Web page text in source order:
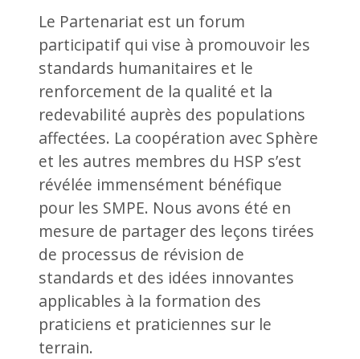
Le Partenariat est un forum
participatif qui vise à promouvoir les
standards humanitaires et le
renforcement de la qualité et la
redevabilité auprès des populations
affectées. La coopération avec Sphère
et les autres membres du HSP s’est
révélée immensément bénéfique
pour les SMPE. Nous avons été en
mesure de partager des leçons tirées
de processus de révision de
standards et des idées innovantes
applicables à la formation des
praticiens et praticiennes sur le
terrain.